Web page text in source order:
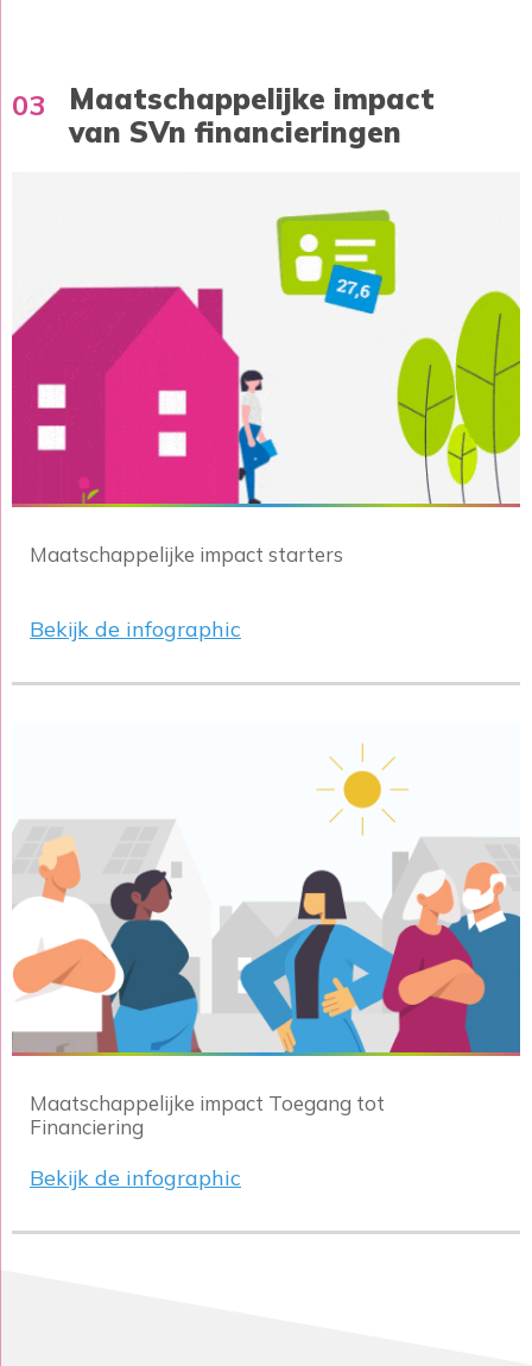
03
Maatschappelijke impact
van SVn financieringen
Maatschappelijke impact starters
Bekijk de infographic
Maatschappelijke impact Toegang tot
Financiering
Bekijk de infographic